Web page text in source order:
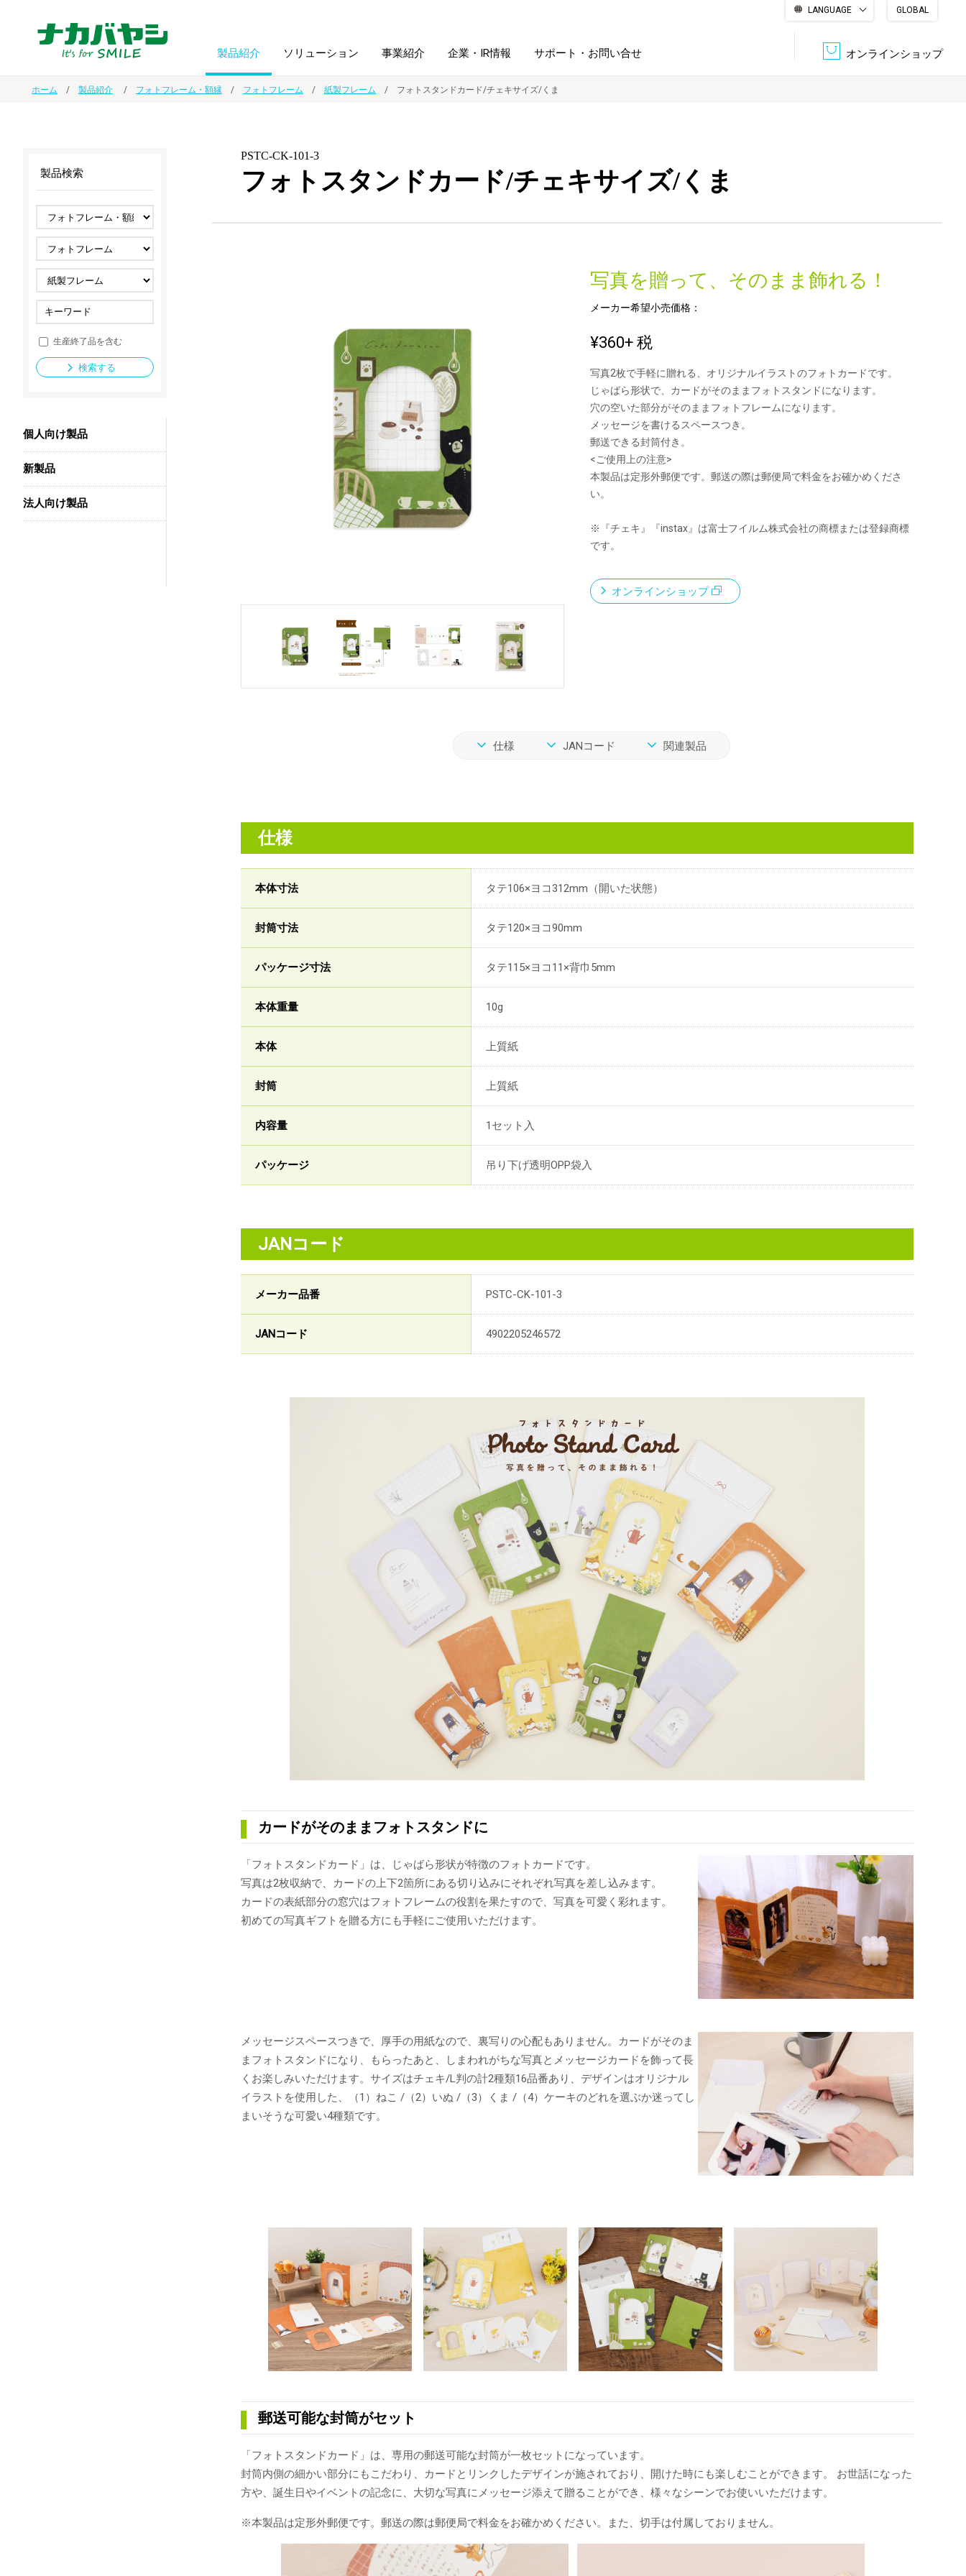
LANGUAGE
GLOBAL
オンラインショップ
製品紹介
ノート・紙製品
ファイル・
ホルダー用品
筆記具
スマートフォン・
タブレット関連
防災・
セキュリティ用品
キャラクター・
学童用品
法人向け製品 新製品一覧
ソリューション
オーダー手帳・ノベルティ制作 学校ソリューション DPS（データ・プリント・サービス）
ドキュメントスキャニングサービス
導入事例
事業紹介 企業・IR情報
IR情報 沿革 認証一覧
サステナビリティ
サポート・お問い合せ
ホーム 製品紹介 フォトフレーム・額縁 フォトフレーム 紙製フレーム フォトスタンドカード/チェキサイズ/くま
PSTC-CK-101-3
フォトスタンドカード/チェキサイズ/くま
写真を贈って、そのまま飾れる！
メーカー希望小売価格：
¥360+ 税
写真2枚で手軽に贈れる、オリジナルイラストのフォトカードです。
じゃばら形状で、カードがそのままフォトスタンドになります。
穴の空いた部分がそのままフォトフレームになります。
メッセージを書けるスペースつき。
郵送できる封筒付き。
<ご使用上の注意>
本製品は定形外郵便です。郵送の際は郵便局で料金をお確かめくださ
い。
※『チェキ』『instax』は富士フイルム株式会社の商標または登録商標
です。
オンラインショップ
仕様 JANコード 関連製品
仕様
本体寸法 タテ106×ヨコ312mm（開いた状態）
封筒寸法 タテ120×ヨコ90mm
パッケージ寸法 タテ115×ヨコ11×背巾5mm
本体重量 10g
本体 上質紙
封筒 上質紙
内容量 1セット入
パッケージ 吊り下げ透明OPP袋入
JANコード
メーカー品番 PSTC-CK-101-3
JANコード 4902205246572
カードがそのままフォトスタンドに
「フォトスタンドカード」は、じゃばら形状が特徴のフォトカードです。
写真は2枚収納で、カードの上下2箇所にある切り込みにそれぞれ写真を差し込みます。
カードの表紙部分の窓穴はフォトフレームの役割を果たすので、写真を可愛く彩れます。
初めての写真ギフトを贈る方にも手軽にご使用いただけます。
メッセージスペースつきで、厚手の用紙なので、裏写りの心配もありません。カードがそのま
まフォトスタンドになり、もらったあと、しまわれがちな写真とメッセージカードを飾って長
くお楽しみいただけます。サイズはチェキ/L判の計2種類16品番あり、デザインはオリジナル
イラストを使用した、（1）ねこ /（2）いぬ /（3）くま /（4）ケーキのどれを選ぶか迷ってし
まいそうな可愛い4種類です。
郵送可能な封筒がセット
「フォトスタンドカード」は、専用の郵送可能な封筒が一枚セットになっています。
封筒内側の細かい部分にもこだわり、カードとリンクしたデザインが施されており、開けた時にも楽しむことができます。 お世話になった
方や、誕生日やイベントの記念に、大切な写真にメッセージ添えて贈ることができ、様々なシーンでお使いいただけます。
※本製品は定形外郵便です。郵送の際は郵便局で料金をお確かめください。また、切手は付属しておりません。
製品検索
生産終了品を含む
検索する
個人向け製品
新製品
法人向け製品